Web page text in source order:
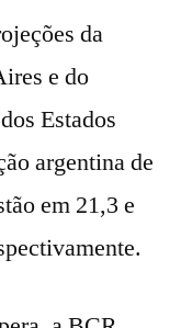
da
e do
Estados
argentina de
em 21,3 e